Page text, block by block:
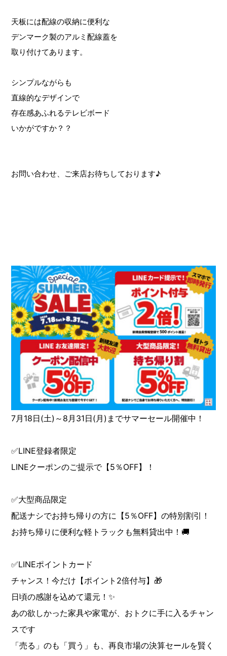
天板には配線の収納に便利な
デンマーク製のアルミ配線蓋を
取り付けてあります。
シンプルながらも
直線的なデザインで
存在感あふれるテレビボード
いかがですか？？
お問い合わせ、ご来店お待ちしております♪
7月18日(土)～8月31日(月)までサマーセール開催中！
✅LINE登録者限定
LINEクーポンのご提示で【5％OFF】！
✅大型商品限定
配送ナシでお持ち帰りの方に【5％OFF】の特別割引！
お持ち帰りに便利な軽トラックも無料貸出中！🚚
✅LINEポイントカード
チャンス！今だけ【ポイント2倍付与】🎁
日頃の感謝を込めて還元！✨
あの欲しかった家具や家電が、おトクに手に入るチャン
スです
「売る」のも「買う」も、再良市場の決算セールを賢く